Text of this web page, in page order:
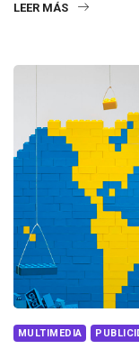
LEER MÁS
MULTIMEDIA